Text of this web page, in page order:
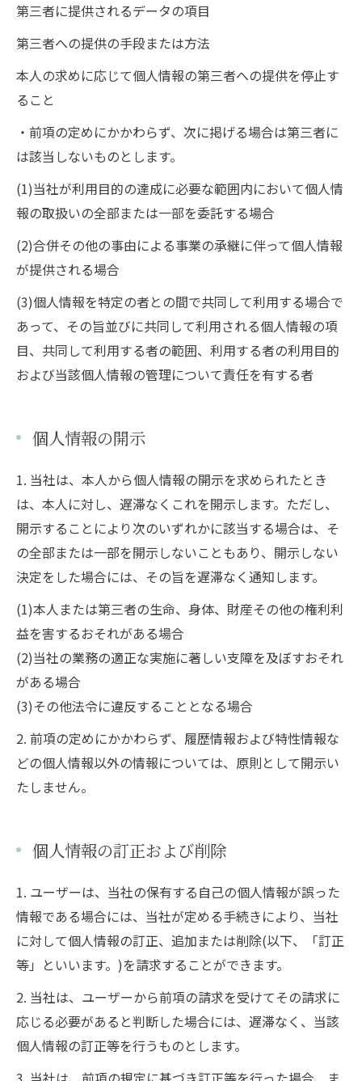
第三者に提供されるデータの項目
第三者への提供の手段または方法
本人の求めに応じて個人情報の第三者への提供を停止す
ること
・前項の定めにかかわらず、次に掲げる場合は第三者に
は該当しないものとします。
(1)当社が利用目的の達成に必要な範囲内において個人情
報の取扱いの全部または一部を委託する場合
(2)合併その他の事由による事業の承継に伴って個人情報
が提供される場合
(3)個人情報を特定の者との間で共同して利用する場合で
あって、その旨並びに共同して利用される個人情報の項
目、共同して利用する者の範囲、利用する者の利用目的
および当該個人情報の管理について責任を有する者
個人情報の開示
1. 当社は、本人から個人情報の開示を求められたとき
は、本人に対し、遅滞なくこれを開示します。ただし、
開示することにより次のいずれかに該当する場合は、そ
の全部または一部を開示しないこともあり、開示しない
決定をした場合には、その旨を遅滞なく通知します。
(1)本人または第三者の生命、身体、財産その他の権利利
益を害するおそれがある場合
(2)当社の業務の適正な実施に著しい支障を及ぼすおそれ
がある場合
(3)その他法令に違反することとなる場合
2. 前項の定めにかかわらず、履歴情報および特性情報な
どの個人情報以外の情報については、原則として開示い
たしません。
個人情報の訂正および削除
1. ユーザーは、当社の保有する自己の個人情報が誤った
情報である場合には、当社が定める手続きにより、当社
に対して個人情報の訂正、追加または削除(以下、「訂正
等」といいます。)を請求することができます。
2. 当社は、ユーザーから前項の請求を受けてその請求に
応じる必要があると判断した場合には、遅滞なく、当該
個人情報の訂正等を行うものとします。